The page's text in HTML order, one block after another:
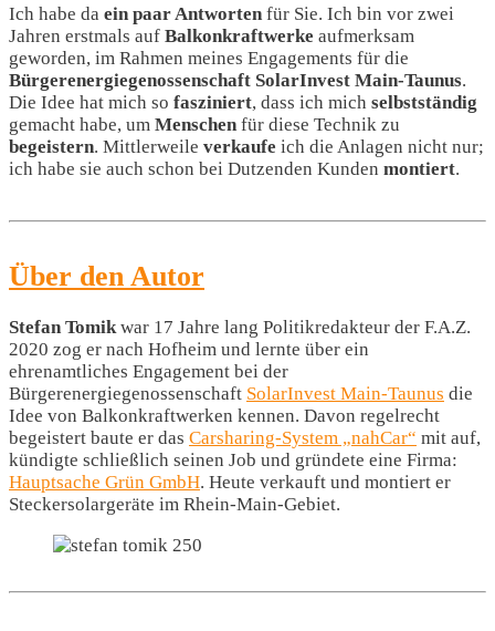
Ich habe da ein paar Antworten für Sie. Ich bin vor zwei
Jahren erstmals auf Balkonkraftwerke aufmerksam
geworden, im Rahmen meines Engagements für die
Bürgerenergiegenossenschaft SolarInvest Main-Taunus.
Die Idee hat mich so fasziniert, dass ich mich selbstständig
gemacht habe, um Menschen für diese Technik zu
begeistern. Mittlerweile verkaufe ich die Anlagen nicht nur;
ich habe sie auch schon bei Dutzenden Kunden montiert.
Über den Autor
Stefan Tomikwar 17 Jahre lang Politikredakteur der F.A.Z.
2020 zog er nach Hofheim und lernte über ein
ehrenamtliches Engagement bei der
Bürgerenergiegenossenschaft SolarInvest Main-Taunus die
Idee von Balkonkraftwerken kennen. Davon regelrecht
begeistert baute er das Carsharing-System „nahCar“ mit auf,
kündigte schließlich seinen Job und gründete eine Firma:
Hauptsache Grün GmbH. Heute verkauft und montiert er
Steckersolargeräte im Rhein-Main-Gebiet.